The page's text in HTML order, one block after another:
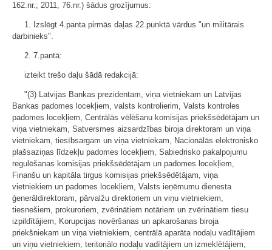
162.nr.; 2011, 76.nr.) šādus grozījumus:
1. Izslēgt 4.panta pirmās daļas 22.punktā vārdus "un militārais
darbinieks".
2. 7.pantā:
izteikt trešo daļu šādā redakcijā:
"(3) Latvijas Bankas prezidentam, viņa vietniekam un Latvijas
Bankas padomes locekļiem, valsts kontrolierim, Valsts kontroles
padomes locekļiem, Centrālās vēlēšanu komisijas priekšsēdētājam un
viņa vietniekam, Satversmes aizsardzības biroja direktoram un viņa
vietniekam, tiesībsargam un viņa vietniekam, Nacionālās elektronisko
plašsaziņas līdzekļu padomes locekļiem, Sabiedrisko pakalpojumu
regulēšanas komisijas priekšsēdētājam un padomes locekļiem,
Finanšu un kapitāla tirgus komisijas priekšsēdētājam, viņa
vietniekiem un padomes locekļiem, Valsts ieņēmumu dienesta
ģenerāldirektoram, pārvalžu direktoriem un viņu vietniekiem,
tiesnešiem, prokuroriem, zvērinātiem notāriem un zvērinātiem tiesu
izpildītājiem, Korupcijas novēršanas un apkarošanas biroja
priekšniekam un viņa vietniekiem, centrālā aparāta nodaļu vadītājiem
un viņu vietniekiem, teritoriālo nodaļu vadītājiem un izmeklētājiem,